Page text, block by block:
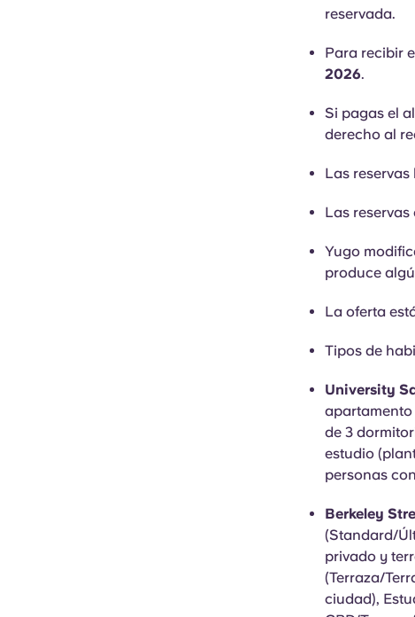
reservada.
Para recibir
2026.
Si pagas el
derecho al
Las
Las
Yugo
produce
La oferta
Tipos de
University
de 3
estudio
personas
Berkeley
(Standard/
privado y
(Terraza/
ciudad),